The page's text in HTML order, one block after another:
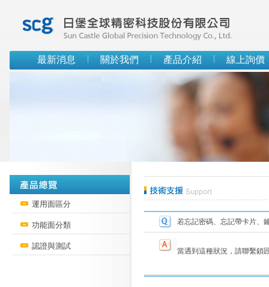
最新消息 關於我們 產品介紹 線上詢價
運用面區分
功能面分類
認證與測試
若忘記密碼、忘記帶卡片、
當遇到這種狀況，請聯繫鎖